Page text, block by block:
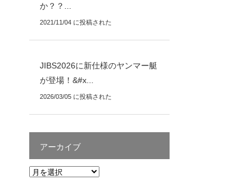
か？？...
2021/11/04 に投稿された
JIBS2026に新仕様のヤンマー艇
が登場！&#x...
2026/03/05 に投稿された
アーカイブ